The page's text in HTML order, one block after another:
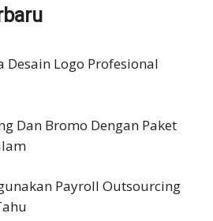
Desain Logo Profesional
Dan Bromo Dengan Paket
Payroll Outsourcing